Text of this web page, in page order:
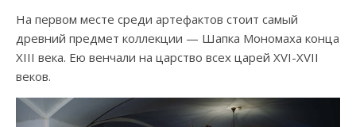
На первом месте среди артефактов стоит самый
древний предмет коллекции — Шапка Мономаха конца
XIII века. Ею венчали на царство всех царей XVI-XVII
веков.